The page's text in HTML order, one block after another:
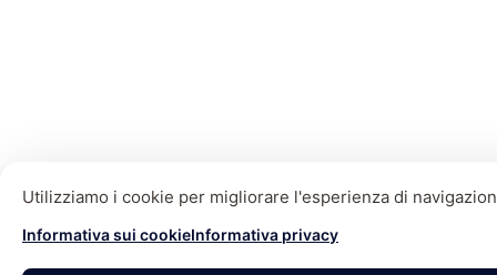
Utilizziamo i cookie per migliorare l'esperienza di
Informativa sui cookieInformativa privacy